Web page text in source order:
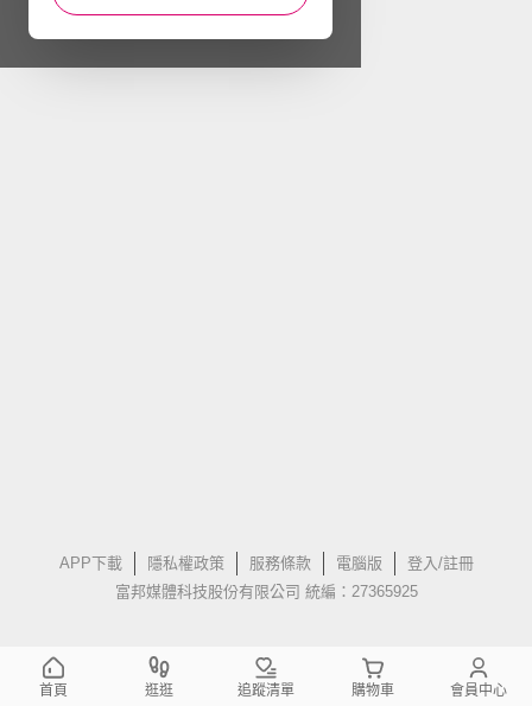
APP下載 隱私權政策 服務條款 電腦版
登入/註冊
富邦媒體科技股份有限公司 統編：27365925
首頁 逛逛 追蹤清單 購物車 會員中心